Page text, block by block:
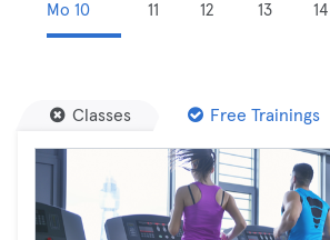
Mo 10 11 12 13 14
Classes Free Trainings